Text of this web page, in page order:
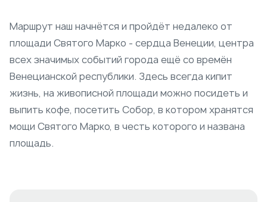
Маршрут наш начнётся и пройдёт недалеко от
площади Святого Марко - сердца Венеции, центра
всех значимых событий города ещё со времён
Венецианской республики. Здесь всегда кипит
жизнь, на живописной площади можно посидеть и
выпить кофе, посетить Собор, в котором хранятся
мощи Святого Марко, в честь которого и названа
площадь.